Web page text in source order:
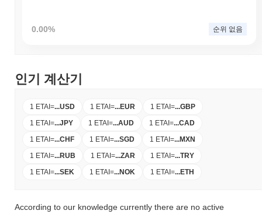
0.00% 순위 없음
인기 계산기
1 ETAI =...USD 1 ETAI =...EUR 1 ETAI =...GBP
1 ETAI =...JPY 1 ETAI =...AUD 1 ETAI =...CAD
1 ETAI =...CHF 1 ETAI =...SGD 1 ETAI =...MXN
1 ETAI =...RUB 1 ETAI =...ZAR 1 ETAI =...TRY
1 ETAI =...SEK 1 ETAI =...NOK 1 ETAI =...ETH
According to our knowledge currently there are no active